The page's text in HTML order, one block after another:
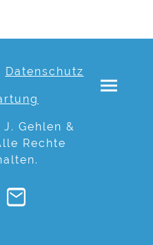
Datenschutz
Gehlen &
Rechte